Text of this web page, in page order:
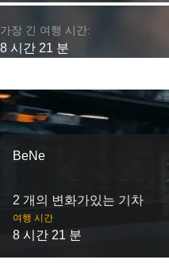
가장 긴 여행 시간:
8 시간 21 분
BeNe
2 개의 변화가있는 기차
여행 시간
8 시간 21 분